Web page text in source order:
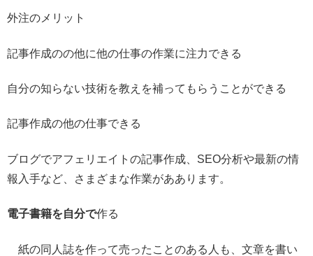
外注のメリット
記事作成のの他に他の仕事の作業に注力できる
自分の知らない技術を教えを補ってもらうことができる
記事作成の他の仕事できる
ブログでアフェリエイトの記事作成、SEO分析や最新の情
報入手など、さまざまな作業がああります。
電子書籍を自分で作る
紙の同人誌を作って売ったことのある人も、文章を書い